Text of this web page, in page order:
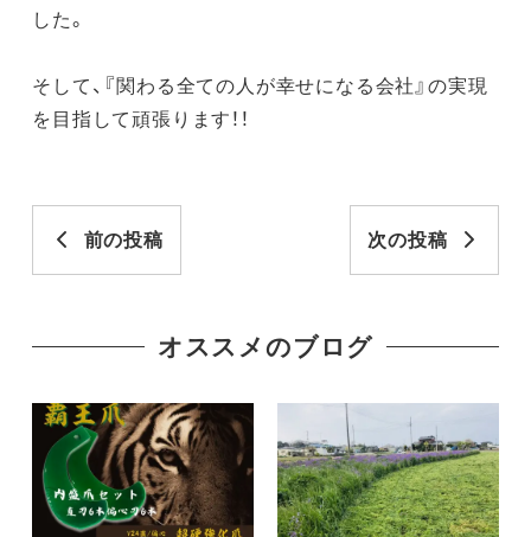
した。
そして、 『関わる全ての人が幸せになる会社』の実現
を目指して頑張ります！！
前の投稿 次の投稿
オススメのブログ